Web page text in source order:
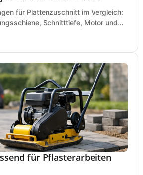
für Plattenzuschnitt im Vergleich:
Schnitttiefe, Motor und
für Pflasterarbeiten